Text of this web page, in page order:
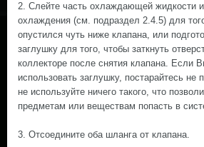
2. Слейте часть охлаждающей жидкости
охлаждения (см. подраздел 2.4.5) для
опустился чуть ниже клапана, или
заглушку для того, чтобы заткнуть
коллекторе после снятия клапана. Если
использовать заглушку, постарайтесь не
не используйте ничего такого, что
предметам или веществам попасть в
3. Отсоедините оба шланга от клапана.